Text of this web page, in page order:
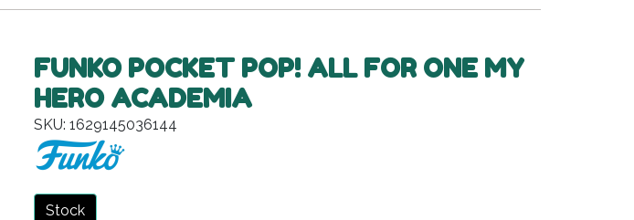
FUNKO POCKET POP! ALL FOR ONE MY
HERO ACADEMIA
SKU: 1629145036144
Stock